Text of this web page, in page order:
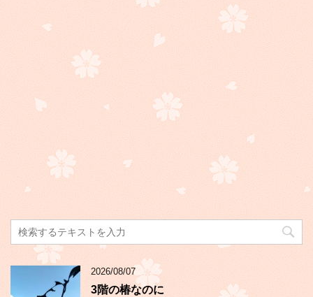
2026/08/07
3階の椿なのに